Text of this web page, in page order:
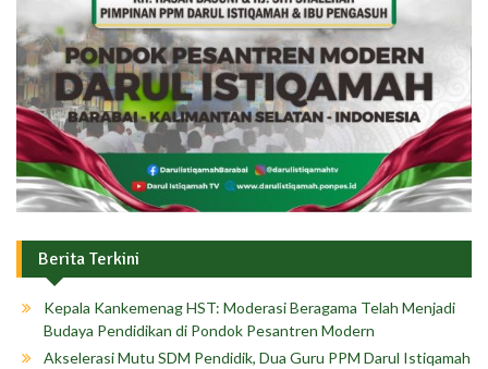
Berita Terkini
Kepala Kankemenag HST: Moderasi Beragama Telah Menjadi
Budaya Pendidikan di Pondok Pesantren Modern
Akselerasi Mutu SDM Pendidik, Dua Guru PPM Darul Istiqamah